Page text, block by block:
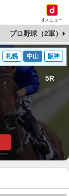
dメニュー
プロ野球（2軍）
札幌 中山 阪神
5R